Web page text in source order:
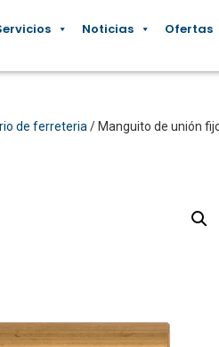
Noticias Ofertas
de ferreteria / Manguito de unión